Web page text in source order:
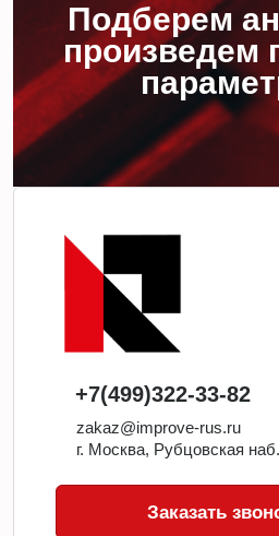
Подберем
произведем
+7(499)322-33-82
zakaz@improve-rus.ru
г. Москва, Рубцовская
Заказать